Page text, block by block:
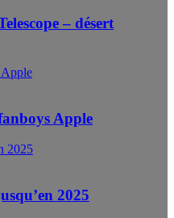
– désert
Apple
2025
2025